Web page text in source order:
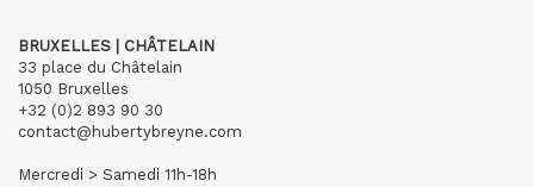
BRUXELLES | CHÂTELAIN
33 place du Châtelain
1050 Bruxelles
+32 (0)2 893 90 30
contact@hubertybreyne.com
Mercredi > Samedi 11h-18h